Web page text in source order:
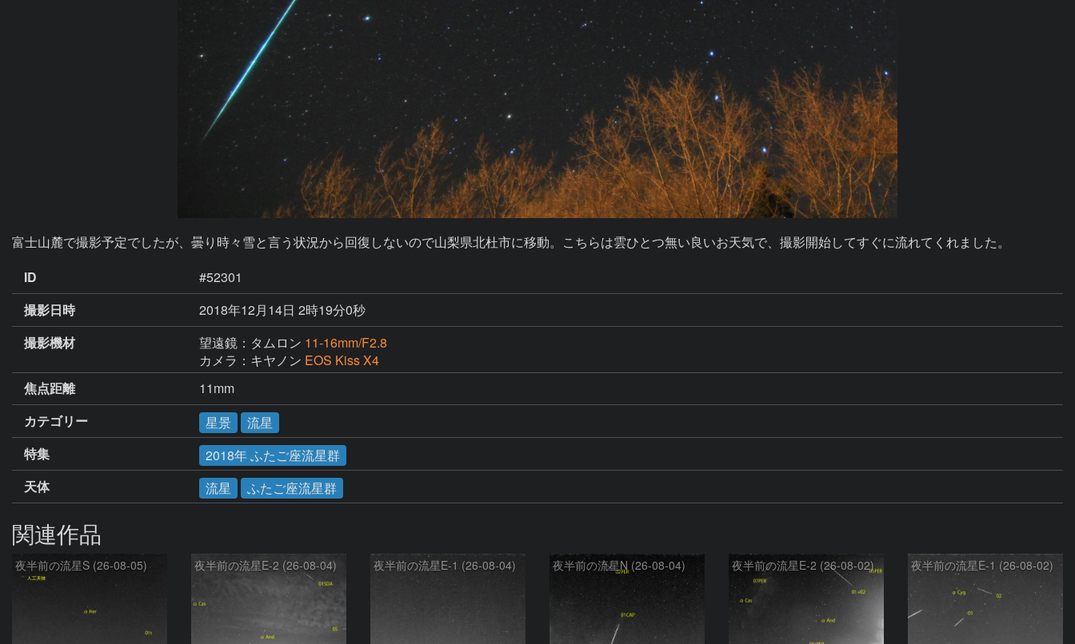
富士山麓で撮影予定でしたが、曇り時々雪と言う状況から回復しないので山梨県北杜市に移動。こちらは雲ひとつ無い良いお天気で、撮影開始してすぐに流れてくれました。
ID
#52301
撮影日時
2018年12月14日 2時19分0秒
撮影機材
望遠鏡：タムロン 11-16mm/F2.8
カメラ：キヤノン EOS Kiss X4
焦点距離
11mm
カテゴリー
星景
流星
特集
2018年 ふたご座流星群
天体
流星 ふたご座流星群
関連作品
夜半前の流星S (26-08-05) 夜半前の流星E-2 (26-08-04) 夜半前の流星E-1 (26-08-04) 夜半前の流星N (26-08-04) 夜半前の流星E-2 (26-08-02) 夜半前の流星E-1 (26-08-02)